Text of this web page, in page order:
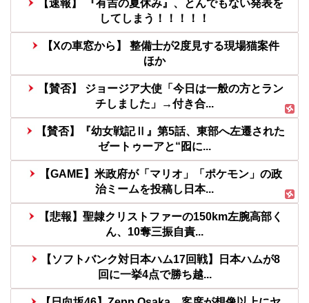
【速報】 『有吉の夏休み』、とんでもない発表を
してしまう！！！！！
【Xの車窓から】 整備士が2度見する現場猫案件
ほか
【賛否】 ジョージア大使「今日は一般の方とラン
チしました」→付き合...
【賛否】『幼女戦記Ⅱ』第5話、東部へ左遷された
ゼートゥーアと“囮に...
【GAME】米政府が「マリオ」「ポケモン」の政
治ミームを投稿し日本...
【悲報】聖隷クリストファーの150km左腕高部く
ん、10奪三振自責...
【ソフトバンク対日本ハム17回戦】日本ハムが8
回に一挙4点で勝ち越...